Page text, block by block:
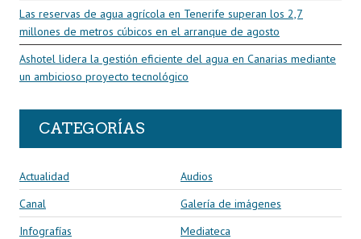
Las reservas de agua agrícola en Tenerife superan los 2,7
millones de metros cúbicos en el arranque de agosto
Ashotel lidera la gestión eficiente del agua en Canarias mediante
un ambicioso proyecto tecnológico
CATEGORÍAS
Actualidad
Audios
Canal
Galería de imágenes
Infografías
Mediateca